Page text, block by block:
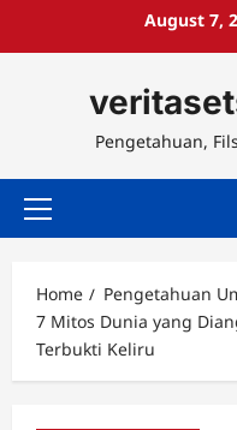
August 7,
Pengetahuan,
Primary
Home
Pengetahuan
7 Mitos Dunia yang
Terbukti Keliru